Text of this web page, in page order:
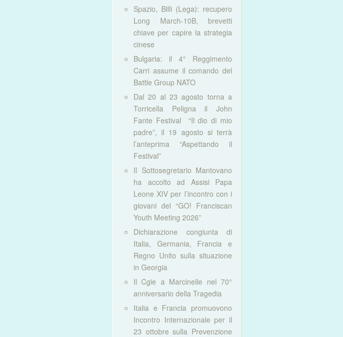
Spazio, Billi (Lega): recupero
Long March-10B, brevetti
chiave per capire la strategia
cinese
Bulgaria: il 4° Reggimento
Carri assume il comando del
Battle Group NATO
Dal 20 al 23 agosto torna a
Torricella Peligna il John
Fante Festival “Il dio di mio
padre”, il 19 agosto si terrà
l’anteprima “Aspettando il
Festival”
Il Sottosegretario Mantovano
ha accolto ad Assisi Papa
Leone XIV per l’incontro con i
giovani del “GO! Franciscan
Youth Meeting 2026”
Dichiarazione congiunta di
Italia, Germania, Francia e
Regno Unito sulla situazione
in Georgia
Il Cgie a Marcinelle nel 70°
anniversario della Tragedia
Italia e Francia promuovono
Incontro Internazionale per il
23 ottobre sulla Prevenzione